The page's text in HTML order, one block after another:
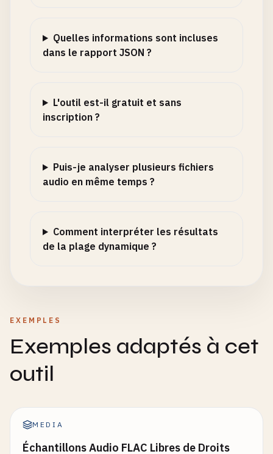
Quelles informations sont incluses
dans le rapport JSON ?
L'outil est-il gratuit et sans
inscription ?
Puis-je analyser plusieurs fichiers
audio en même temps ?
Comment interpréter les résultats
de la plage dynamique ?
EXEMPLES
Exemples adaptés à cet
outil
MEDIA
Échantillons Audio FLAC Libres de Droits